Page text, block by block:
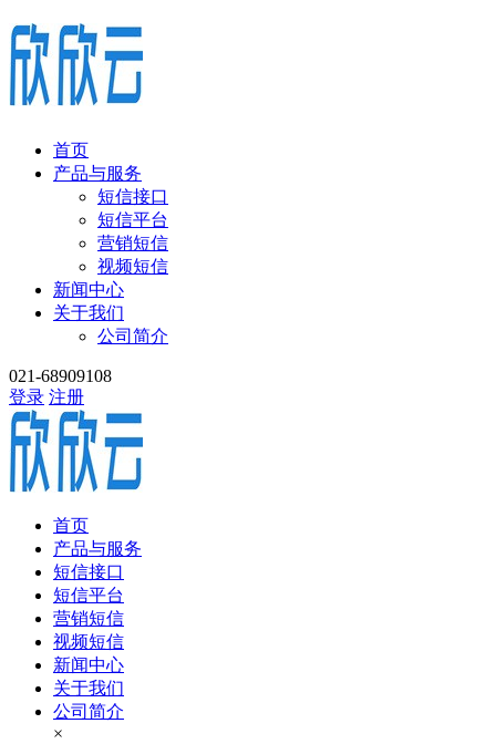
首页
产品与服务
短信接口
短信平台
营销短信
视频短信
新闻中心
关于我们
公司简介
021-68909108
登录 注册
首页
产品与服务
短信接口
短信平台
营销短信
视频短信
新闻中心
关于我们
公司简介
×